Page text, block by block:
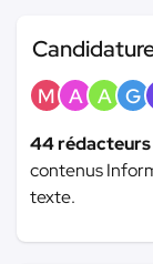
M A A G
44 rédacteurs
contenus
texte.